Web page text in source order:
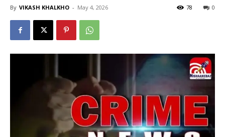
By VIKASH KHALKHO - May 4, 2026 0
78